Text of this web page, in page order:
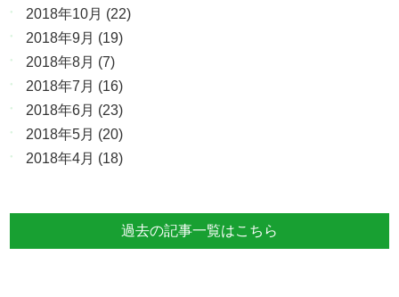
2018年10月 (22)
2018年9月 (19)
2018年8月 (7)
2018年7月 (16)
2018年6月 (23)
2018年5月 (20)
2018年4月 (18)
過去の記事一覧はこちら